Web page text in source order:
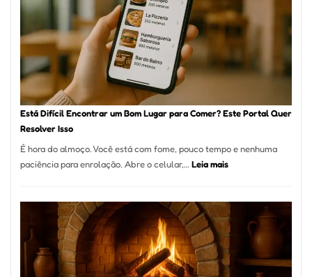
encontrar
reservar
Paulo
Está Difícil Encontrar um Bom Lugar para Comer? Este Portal Quer
Resolver Isso
É hora do almoço. Você está com fome, pouco tempo e nenhuma
paciência para enrolação. Abre o celular,… Leia mais:
Encontrar
um
Bom
Lugar
para